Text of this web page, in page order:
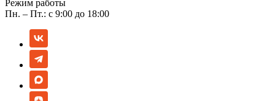
Режим работы
Пн. – Пт.: с 9:00 до 18:00